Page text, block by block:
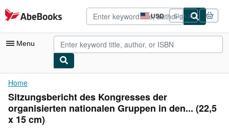
Skip to main content
AbeBooks.com USD
Site
shopping
preferences
Sign in
Menu
My Account
My Purchases
Advanced Search
Home
Sitzungsbericht des Kongresses der
organisierten nationalen Gruppen in den... (22,5
x 15 cm)